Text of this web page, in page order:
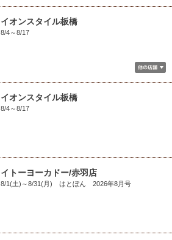
イオンスタイル板橋
8/4～8/17
イオンスタイル板橋
8/4～8/17
イトーヨーカドー/赤羽店
8/1(土)～8/31(月) はとぼん 2026年8月号